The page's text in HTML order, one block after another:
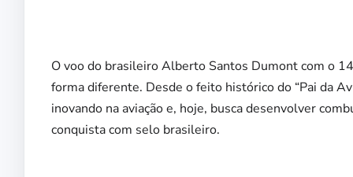
O voo do brasileiro Alberto Santos Dumont com o
forma diferente. Desde o feito histórico do “Pai da
inovando na aviação e, hoje, busca desenvolver
conquista com selo brasileiro.